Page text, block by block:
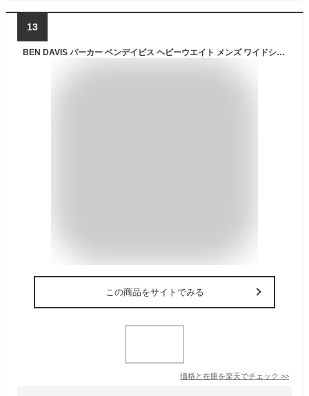
13
BEN DAVIS パーカー ベンデイビス ヘビーウエイト メンズ ワイドシルエット スウェットパーカー 無地 ロゴ
この商品をサイトでみる
価格と在庫を楽天でチェック >>